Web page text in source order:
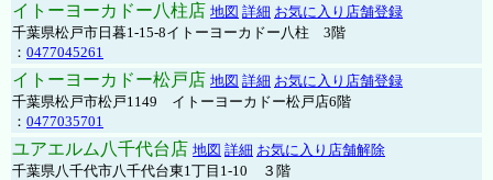
イトーヨーカドー八柱店 地図 詳細 お気に入り店舗登録
千葉県松戸市日暮1-15-8イトーヨーカドー八柱 3階
： 0477045261
イトーヨーカドー松戸店 地図 詳細 お気に入り店舗登録
千葉県松戸市松戸1149 イトーヨーカドー松戸店6階
： 0477035701
ユアエルム八千代台店 地図 詳細 お気に入り店舗解除
千葉県八千代市八千代台東1丁目1-10 ３階